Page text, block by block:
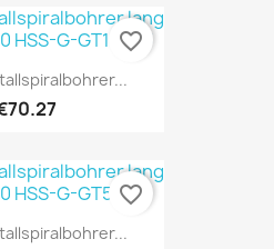
favorite_border
favorite_border